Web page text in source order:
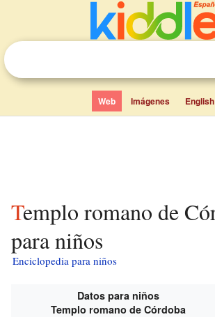
Web Imágenes English
Templo romano de Córdoba
para niños
Enciclopedia para niños
Datos para niños
Templo romano de Córdoba